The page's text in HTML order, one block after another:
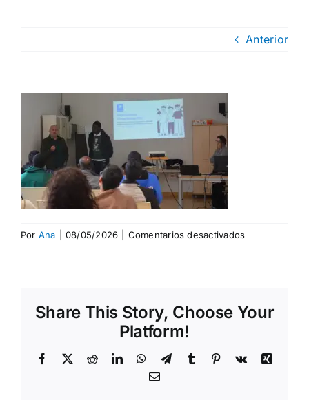
Anterior
Por Ana 08/05/2026 Comentarios desactivadosen
Share This Story, Choose Your
Platform!
Facebook
X RedditLinkedInWhatsApp
TelegramTumblr Pinterest
Vk
Xing
Correo